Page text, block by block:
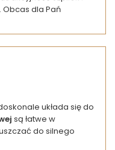
Obcas dla Pań
układa się do
są łatwe w
do silnego